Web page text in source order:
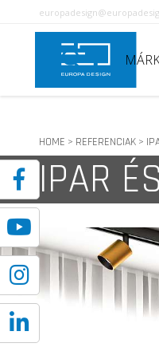
HOME > REFERENCIAK>
IPAR